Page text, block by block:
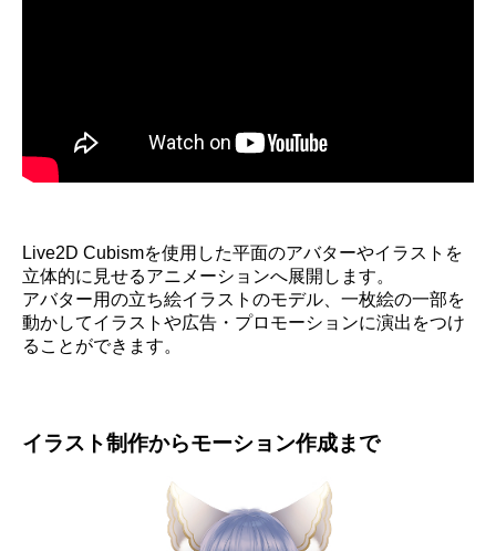
Live2D Cubismを使用した平面のアバターやイラストを
立体的に見せるアニメーションへ展開します。
アバター用の立ち絵イラストのモデル、一枚絵の一部を
動かしてイラストや広告・プロモーションに演出をつけ
ることができます。
イラスト制作からモーション作成まで